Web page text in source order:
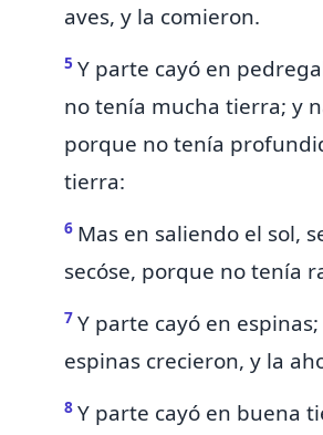
aves, y la comieron.
5 Y parte cayó en
no tenía mucha tierra; y
porque no tenía
tierra:
6 Mas en saliendo el sol,
secóse, porque no tenía
7 Y parte cayó en
espinas crecieron, y la
8 Y parte cayó en buena